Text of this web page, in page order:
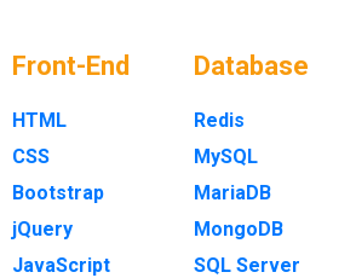
Front-End
HTML
CSS
Bootstrap
jQuery
JavaScript
Database
Redis
MySQL
MariaDB
MongoDB
SQL Server